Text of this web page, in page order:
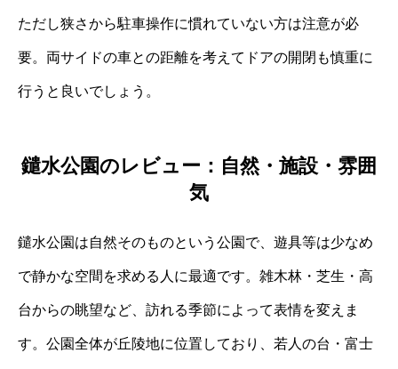
ただし狭さから駐車操作に慣れていない方は注意が必
要。両サイドの車との距離を考えてドアの開閉も慎重に
行うと良いでしょう。
鑓水公園のレビュー：自然・施設・雰囲
気
鑓水公園は自然そのものという公園で、遊具等は少なめ
で静かな空間を求める人に最適です。雑木林・芝生・高
台からの眺望など、訪れる季節によって表情を変えま
す。公園全体が丘陵地に位置しており、若人の台・富士